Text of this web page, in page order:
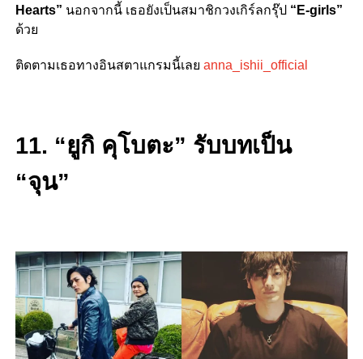
Hearts” นอกจากนี้ เธอยังเป็นสมาชิกวงเกิร์ลกรุ๊ป “E-girls”
ด้วย
ติดตามเธอทางอินสตาแกรมนี้เลย anna_ishii_official
11. “ยูกิ คุโบตะ” รับบทเป็น
“จุน”